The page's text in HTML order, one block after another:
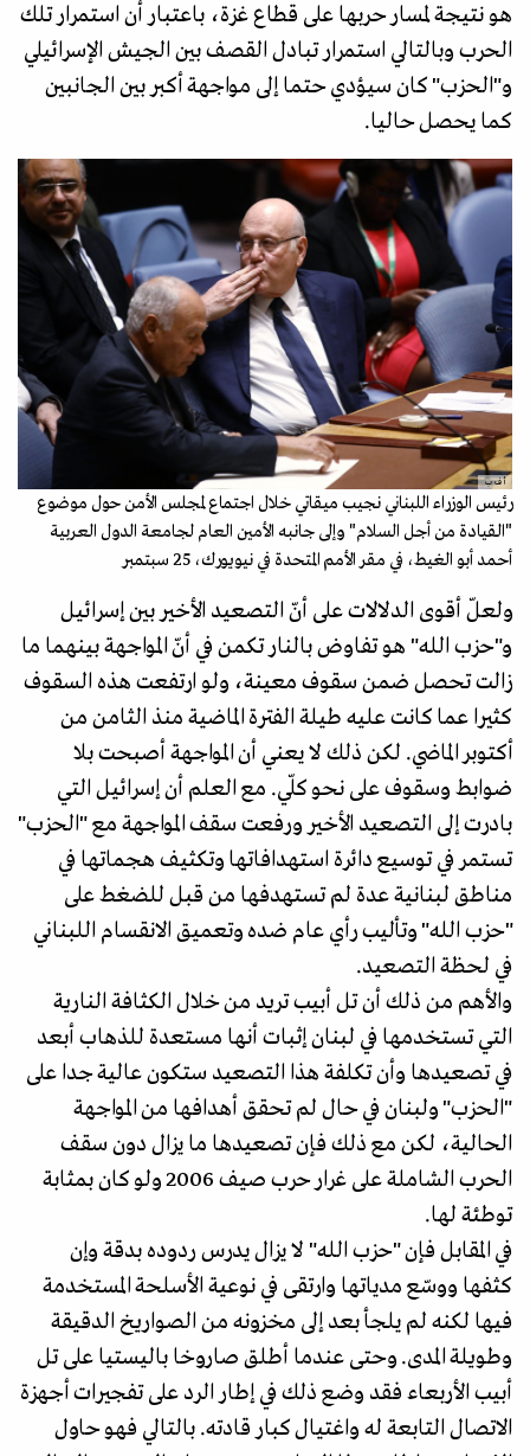
هو نتيجة لمسار حربها على قطاع غزة، باعتبار أن استمرار تلك
الحرب وبالتالي استمرار تبادل القصف بين الجيش الإسرائيلي
و"الحزب" كان سيؤدي حتما إلى مواجهة أكبر بين الجانبين
كما يحصل حاليا.
أ ف ب
رئيس الوزراء اللبناني نجيب ميقاتي خلال اجتماع لمجلس الأمن حول موضوع
"القيادة من أجل السلام" وإلى جانبه الأمين العام لجامعة الدول العربية
أحمد أبو الغيط، في مقر الأمم المتحدة في نيويورك، 25 سبتمبر
ولعلّ أقوى الدلالات على أنّ التصعيد الأخير بين إسرائيل
و"حزب الله" هو تفاوض بالنار تكمن في أنّ المواجهة بينهما ما
زالت تحصل ضمن سقوف معينة، ولو ارتفعت هذه السقوف
كثيرا عما كانت عليه طيلة الفترة الماضية منذ الثامن من
أكتوبر الماضي. لكن ذلك لا يعني أن المواجهة أصبحت بلا
ضوابط وسقوف على نحو كلّي. مع العلم أن إسرائيل التي
بادرت إلى التصعيد الأخير ورفعت سقف المواجهة مع "الحزب"
تستمر في توسيع دائرة استهدافاتها وتكثيف هجماتها في
مناطق لبنانية عدة لم تستهدفها من قبل للضغط على
"حزب الله" وتأليب رأي عام ضده وتعميق الانقسام اللبناني
في لحظة التصعيد.
والأهم من ذلك أن تل أبيب تريد من خلال الكثافة النارية
التي تستخدمها في لبنان إثبات أنها مستعدة للذهاب أبعد
في تصعيدها وأن تكلفة هذا التصعيد ستكون عالية جدا على
"الحزب" ولبنان في حال لم تحقق أهدافها من المواجهة
الحالية، لكن مع ذلك فإن تصعيدها ما يزال دون سقف
الحرب الشاملة على غرار حرب صيف 2006 ولو كان بمثابة
توطئة لها.
في المقابل فإن "حزب الله" لا يزال يدرس ردوده بدقة وإن
كثفها ووسّع مدياتها وارتقى في نوعية الأسلحة المستخدمة
فيها لكنه لم يلجأ بعد إلى مخزونه من الصواريخ الدقيقة
وطويلة المدى. وحتى عندما أطلق صاروخا باليستيا على تل
أبيب الأربعاء فقد وضع ذلك في إطار الرد على تفجيرات أجهزة
الاتصال التابعة له واغتيال كبار قادته. بالتالي فهو حاول